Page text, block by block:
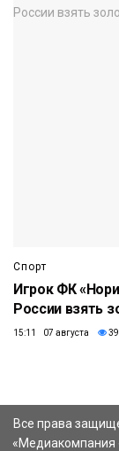
Спорт
Игрок ФК
России взять
15:11 07 августа
Все права
«Медиакомпания